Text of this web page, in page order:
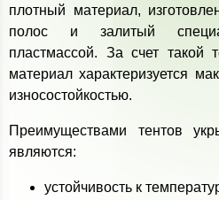
плотный материал,
полос и залитый
пластмассой. За счет такой
материал характеризуется
износостойкостью.
Преимуществами тентов
являются:
устойчивость к